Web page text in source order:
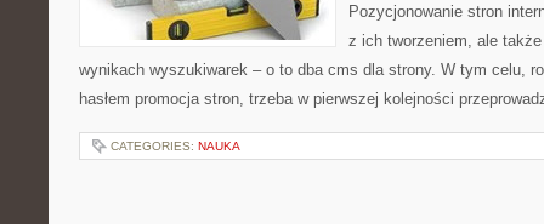
Pozycjonowanie stron
z ich tworzeniem, ale
wynikach wyszukiwarek – o to dba cms dla strony. W tym celu,
hasłem promocja stron, trzeba w pierwszej kolejności
CATEGORIES: NAUKA